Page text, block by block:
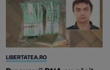
LIBERTATEA.RO